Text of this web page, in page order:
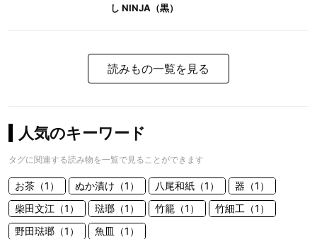
し NINJA（黒）
読みもの一覧を見る
人気のキーワード
タグに関連する読み物を一覧で見ることができます
お茶（1） ぬか漬け（1） 八尾和紙（1）
器（1）
柴田文江（1）
琺瑯（1） 竹籠（1）
竹細工（1）
野田琺瑯（1）
魚皿（1）